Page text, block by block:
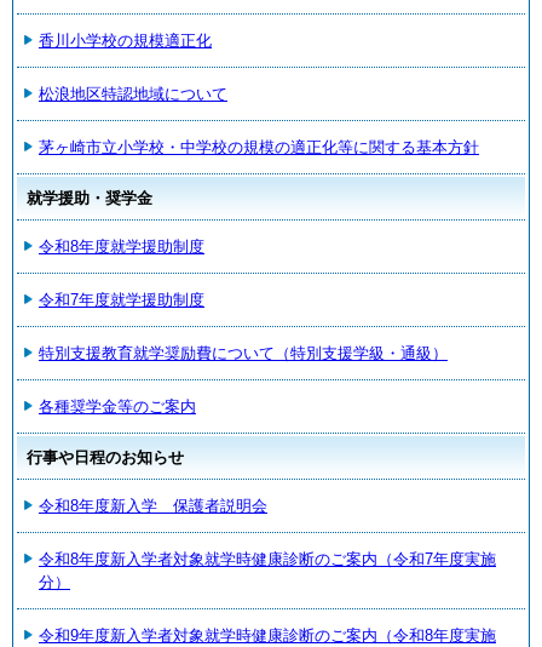
香川小学校の規模適正化
松浪地区特認地域について
茅ヶ崎市立小学校・中学校の規模の適正化等に関する基本方針
就学援助・奨学金
令和8年度就学援助制度
令和7年度就学援助制度
特別支援教育就学奨励費について（特別支援学級・通級）
各種奨学金等のご案内
行事や日程のお知らせ
令和8年度新入学 保護者説明会
令和8年度新入学者対象就学時健康診断のご案内（令和7年度実施
分）
令和9年度新入学者対象就学時健康診断のご案内（令和8年度実施